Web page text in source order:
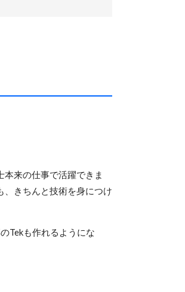
来の仕事で活躍できま
、きちんと技術を身につけ
Tekも作れるようにな